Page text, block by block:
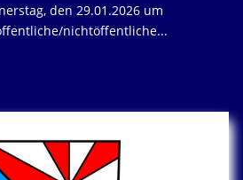
den 29.01.2026 um
nichtöffentliche...